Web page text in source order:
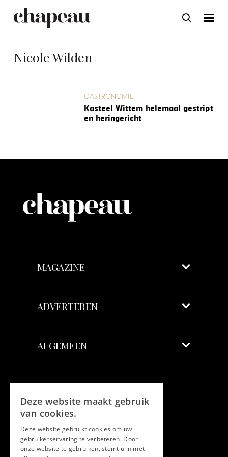
Nicole Wilden
GASTRONOMIE
Kasteel Wittem helemaal gestript
en heringericht
MAGAZINE
ADVERTEREN
ALGEMEEN
Facebook
Twitter
Deze website maakt gebruik
van cookies.
Deze website gebruikt cookies om uw
gebruikerservaring te verbeteren. Door
onze website te gebruiken, stemt u in met